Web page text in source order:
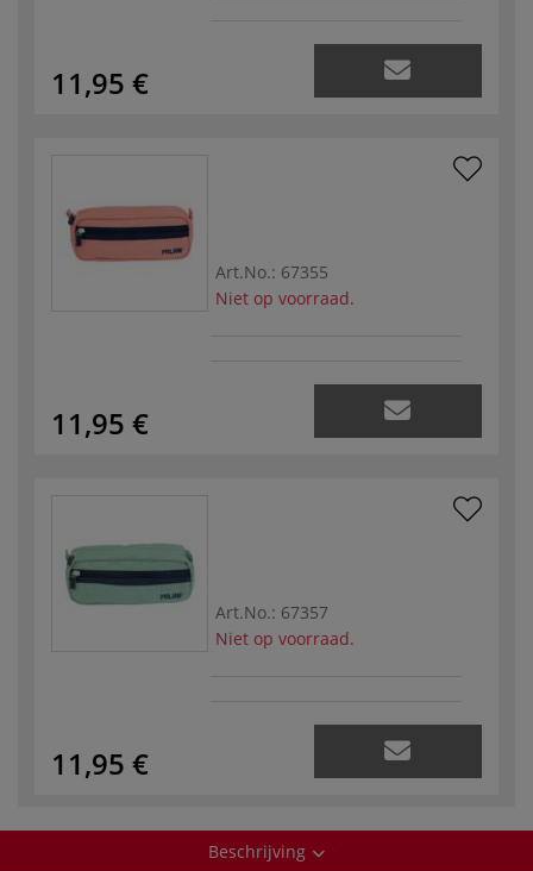
11,95 €
Art.No.: 67355
Niet op voorraad.
11,95 €
Art.No.: 67357
Niet op voorraad.
11,95 €
Beschrijving